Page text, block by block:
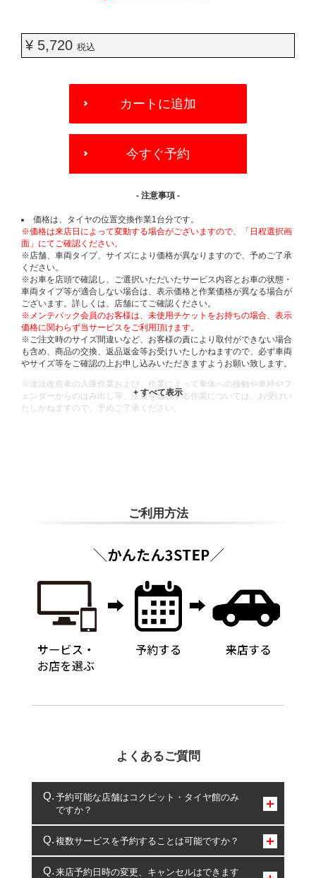
¥ 5,720 税込
OPTIONS
カートに追加
今すぐ予約
- 注意事項 -
価格は、タイヤの位置交換作業1台分です。
※価格は来店日によって変動する場合がございますので、「日程選択画
面」にてご確認ください。
※店舗、車両タイプ、サイズにより価格が異なりますので、予めご了承
ください。
※お車を店頭で確認し、ご選択いただいたサービス内容とお車の状態・
車両タイプ等が適合しない場合は、表示価格と作業価格が異なる場合が
ございます。詳しくは、店舗にてご確認ください。
※メンテパック会員のお客様は、未使用チケットをお持ちの場合、表示
価格に関わらず当サービスをご利用頂けます。
※ご注文時のサイズ間違いなど、お客様の責により取付ができない場合
も含め、商品の交換、返品返金等お受けいたしかねますので、必ず車両
やサイズ等をご確認の上お申し込みいただきますようお願い致します。
※違法改造車の入庫作業および、作業によって車体への接触や車枠やフ
ェンダーからのはみ出し等、法規を逸脱する作業については、お受けい
たしかねますので、予めご了承ください。
ご利用方法
よくあるご質問
予約可能な店舗はコクピット・タイヤ館のみ
ですか？
コクピット・タイヤ館のみとなります。
複数サービスを予約することは可能ですか？
複数サービスのご予約は可能です。
来店予約日時の変更、キャンセルはできます